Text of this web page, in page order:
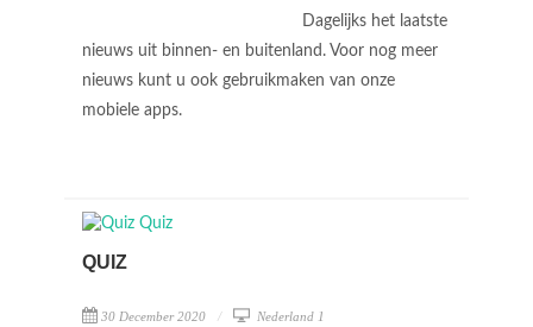
Dagelijks het laatste
nieuws uit binnen- en buitenland. Voor nog meer
nieuws kunt u ook gebruikmaken van onze
mobiele apps.
QUIZ
30 December 2020 Nederland 1